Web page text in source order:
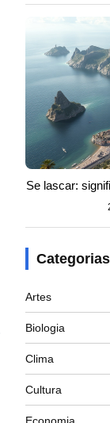
Se lascar:
Categorias
Artes
Biologia
Clima
Cultura